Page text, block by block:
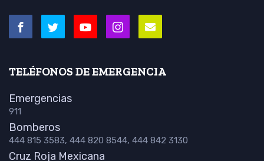
TELÉFONOS DE EMERGENCIA
Emergencias
911
Bomberos
444 815 3583, 444 820 8544, 444 842 3130
Cruz Roja Mexicana